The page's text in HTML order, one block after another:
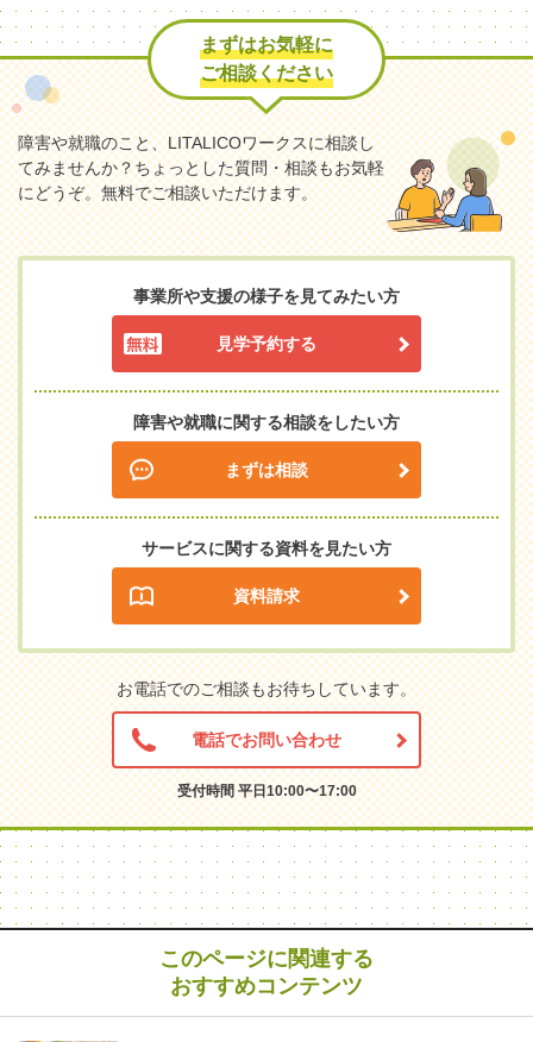
まずはお気軽に
ご相談ください
障害や就職のこと、LITALICOワークスに相談し
てみませんか？ちょっとした質問・相談もお気軽
にどうぞ。無料でご相談いただけます。
事業所や支援の様子を見てみたい方
見学予約する
障害や就職に関する相談をしたい方
まずは相談
サービスに関する資料を見たい方
資料請求
お電話でのご相談もお待ちしています。
電話でお問い合わせ
受付時間 平日10:00〜17:00
このページに関連する
おすすめコンテンツ